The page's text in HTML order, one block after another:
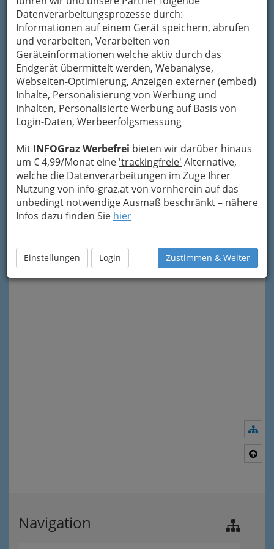
Datenverarbeitungsprozesse durch:
Informationen auf einem Gerät speichern, abrufen
und verarbeiten, Verarbeiten von
Geräteinformationen welche aktiv durch das
Endgerät übermittelt werden, Webanalyse,
Webseiten-Optimierung, Anzeigen externer (embed)
Inhalte, Personalisierung von Werbung und
Inhalten, Personalisierte Werbung auf Basis von
Login-Daten, Werbeerfolgsmessung
Mit INFOGraz Werbefrei bieten wir darüber hinaus
um € 4,99/Monat eine 'trackingfreie' Alternative,
welche die Datenverarbeitungen im Zuge Ihrer
Nutzung von info-graz.at von vornherein auf das
unbedingt notwendige Ausmaß beschränkt – nähere
Infos dazu finden Sie hier
Einstellungen Login Zustimmen & Weiter
Meine Email Adresse
Mein Betreff
Meine Nachricht
Meine Nachricht senden
Navigation